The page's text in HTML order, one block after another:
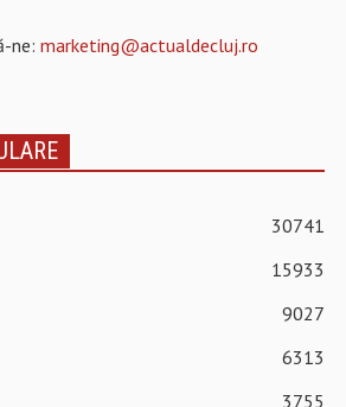
ne: marketing@actualdecluj.ro
30741
15933
9027
6313
3755